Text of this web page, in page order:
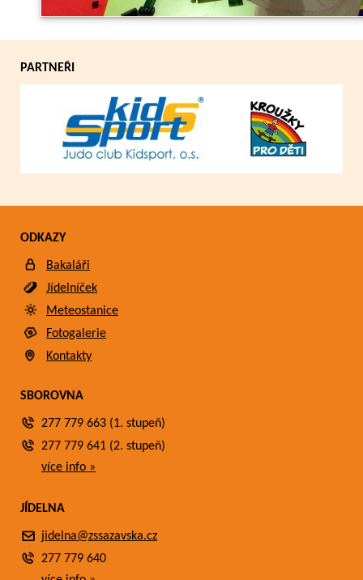
PARTNEŘI
ODKAZY
Bakaláři
Jídelníček
Meteostanice
Fotogalerie
Kontakty
SBOROVNA
277 779 663 (1. stupeň)
277 779 641 (2. stupeň)
více info »
JÍDELNA
jidelna@zssazavska.cz
277 779 640